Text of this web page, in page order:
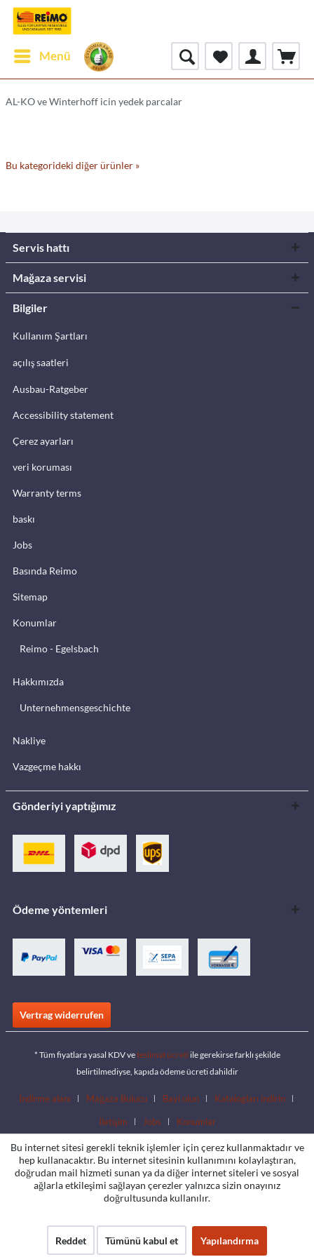
Menü
AL-KO ve Winterhoff icin yedek parcalar
Bu kategorideki diğer ürünler »
Servis hattı
Mağaza servisi
Bilgiler
Kullanım Şartları
açılış saatleri
Ausbau-Ratgeber
Accessibility statement
Çerez ayarları
veri koruması
Warranty terms
baskı
Jobs
Basında Reimo
Sitemap
Konumlar
Reimo - Egelsbach
Hakkımızda
Unternehmensgeschichte
Nakliye
Vazgeçme hakkı
Gönderiyi yaptığımız
Ödeme yöntemleri
Vertrag widerrufen
* Tüm fiyatlara yasal KDV veteslimat ücreti ile gerekirse farklı şekilde
belirtilmediyse, kapıda ödeme ücreti dahildir
İndirme alanı Mağaza Bulucu Bayi olun Katalogları indirin
İletişim Jobs Konumlar
Bu internet sitesi gerekli teknik işlemler için çerez kullanmaktadır ve
hep kullanacaktır. Bu internet sitesinin kullanımını kolaylaştıran,
doğrudan mail hizmeti sunan ya da diğer internet siteleri ve sosyal
ağlarla etkileşimi sağlayan çerezler yalnızca sizin onayınız
doğrultusunda kullanılır.
Reddet Tümünü kabul et Yapılandırma